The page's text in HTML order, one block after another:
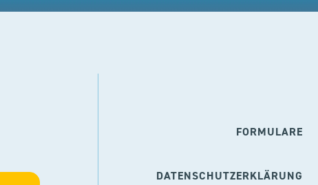
FORMULARE
DATENSCHUTZERKLÄRUNG